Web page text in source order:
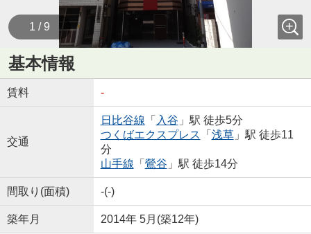
1 / 9
基本情報
賃料 -
交通
日比谷線 「 入谷 」駅 徒歩5分
つくばエクスプレス 「 浅草」駅 徒歩11
分
山手線 「 鶯谷 」駅 徒歩14分
間取り(面積) -(-)
築年月 2014年 5月(築12年)